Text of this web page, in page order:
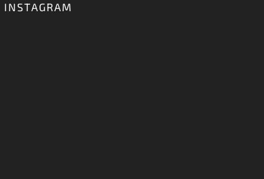
INSTAGRAM